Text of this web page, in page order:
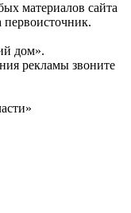
материалов сайта
первоисточник.
дом».
рекламы звоните